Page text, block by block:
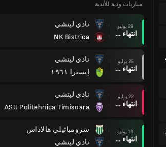
مباريات ودية للأندية
29 يوليو
انتهاء وقت المباراة
نادي ليتشي
NK Bistrica
25 يوليو
انتهاء وقت المباراة
نادي ليتشي
إيسترا ١٩٦١
22 يوليو
انتهاء وقت المباراة
نادي ليتشي
ASU Politehnica Timisoara
19 يوليو
انتهاء وقت المباراة
سزومباثيلي هالاداس
نادي ليتشي